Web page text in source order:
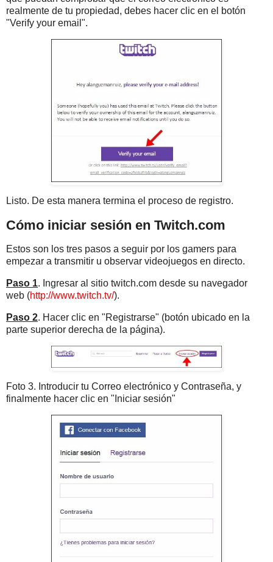
realmente de tu propiedad, debes hacer clic en el botón
"Verify your email".
Listo. De esta manera termina el proceso de registro.
Cómo iniciar sesión en Twitch.com
Estos son los tres pasos a seguir por los gamers para
empezar a transmitir u observar videojuegos en directo.
Paso 1. Ingresar al sitio twitch.com desde su navegador
web (http://www.twitch.tv/).
Paso 2. Hacer clic en "Registrarse" (botón ubicado en la
parte superior derecha de la página).
Foto 3. Introducir tu Correo electrónico y Contraseña, y
finalmente hacer clic en "Iniciar sesión"